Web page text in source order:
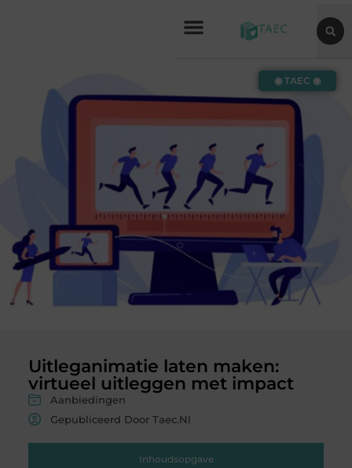
Uitleganimatie laten maken:
virtueel uitleggen met impact
Aanbiedingen
Gepubliceerd Door Taec.nl
Inhoudsopgave
◉ TAEC ◉